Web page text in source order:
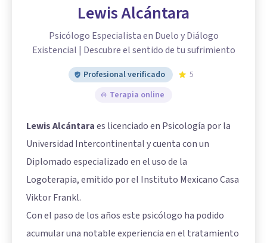
Lewis Alcántara
Psicólogo Especialista en Duelo y Diálogo
Existencial | Descubre el sentido de tu sufrimiento
Profesional verificado
5
Terapia online
Lewis Alcántaraes licenciado en Psicología por la
Universidad Intercontinental y cuenta con un
Diplomado especializado en el uso de la
Logoterapia, emitido por el Instituto Mexicano Casa
Viktor Frankl.
Con el paso de los años este psicólogo ha podido
acumular una notable experiencia en el tratamiento